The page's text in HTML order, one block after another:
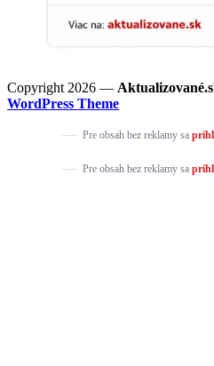
Copyright 2026 —
WordPress Theme
Pre obsah bez reklamy sa